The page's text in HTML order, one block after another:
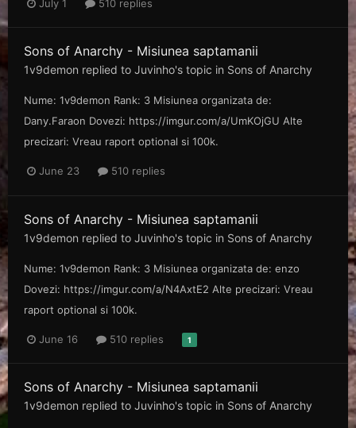
July 1 510 replies
Sons of Anarchy - Misiunea saptamanii
1v9demon replied to Juvinho's topic in Sons of Anarchy
Nume: 1v9demon Rank: 3 Misiunea organizata de:
Dany.Faraon Dovezi: https://imgur.com/a/UmKOjGU Alte
precizari: Vreau raport optional si 100k.
June 23 510 replies
Sons of Anarchy - Misiunea saptamanii
1v9demon replied to Juvinho's topic in Sons of Anarchy
Nume: 1v9demon Rank: 3 Misiunea organizata de: enzo
Dovezi: https://imgur.com/a/N4AxtE2 Alte precizari: Vreau
raport optional si 100k.
June 16 510 replies 1
Sons of Anarchy - Misiunea saptamanii
1v9demon replied to Juvinho's topic in Sons of Anarchy